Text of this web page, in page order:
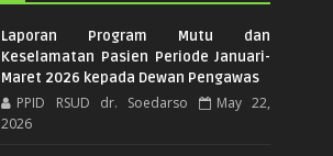
Laporan Program Mutu dan
Keselamatan Pasien Periode Januari-
Maret 2026 kepada Dewan Pengawas
PPID RSUD dr. Soedarso
May 22,
2026